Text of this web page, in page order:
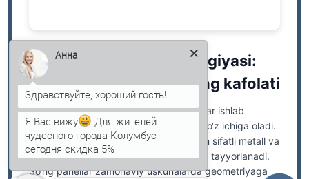
Katta oraliqlar uchun
Ishlab chiqarish texnologiyasi:
uzoq xizmat muddatining kafolati
Kompaniyamizda arkali sendvich panellar ishlab
chiqarish bir necha muhim bosqichlarni o‘z ichiga oladi.
Dastlab himoya qatlami bilan qoplangan sifatli metall va
ishonchli yig‘ish uchun butlovchi qismlar tayyorlanadi.
So‘ng panellar zamonaviy uskunalarda geometriyaga
Анна
Здравствуйте, хороший гость!
Я Вас вижу
Для жителей
чудесного города Колумбус
сегодня скидка 5%
Аннапечатает...